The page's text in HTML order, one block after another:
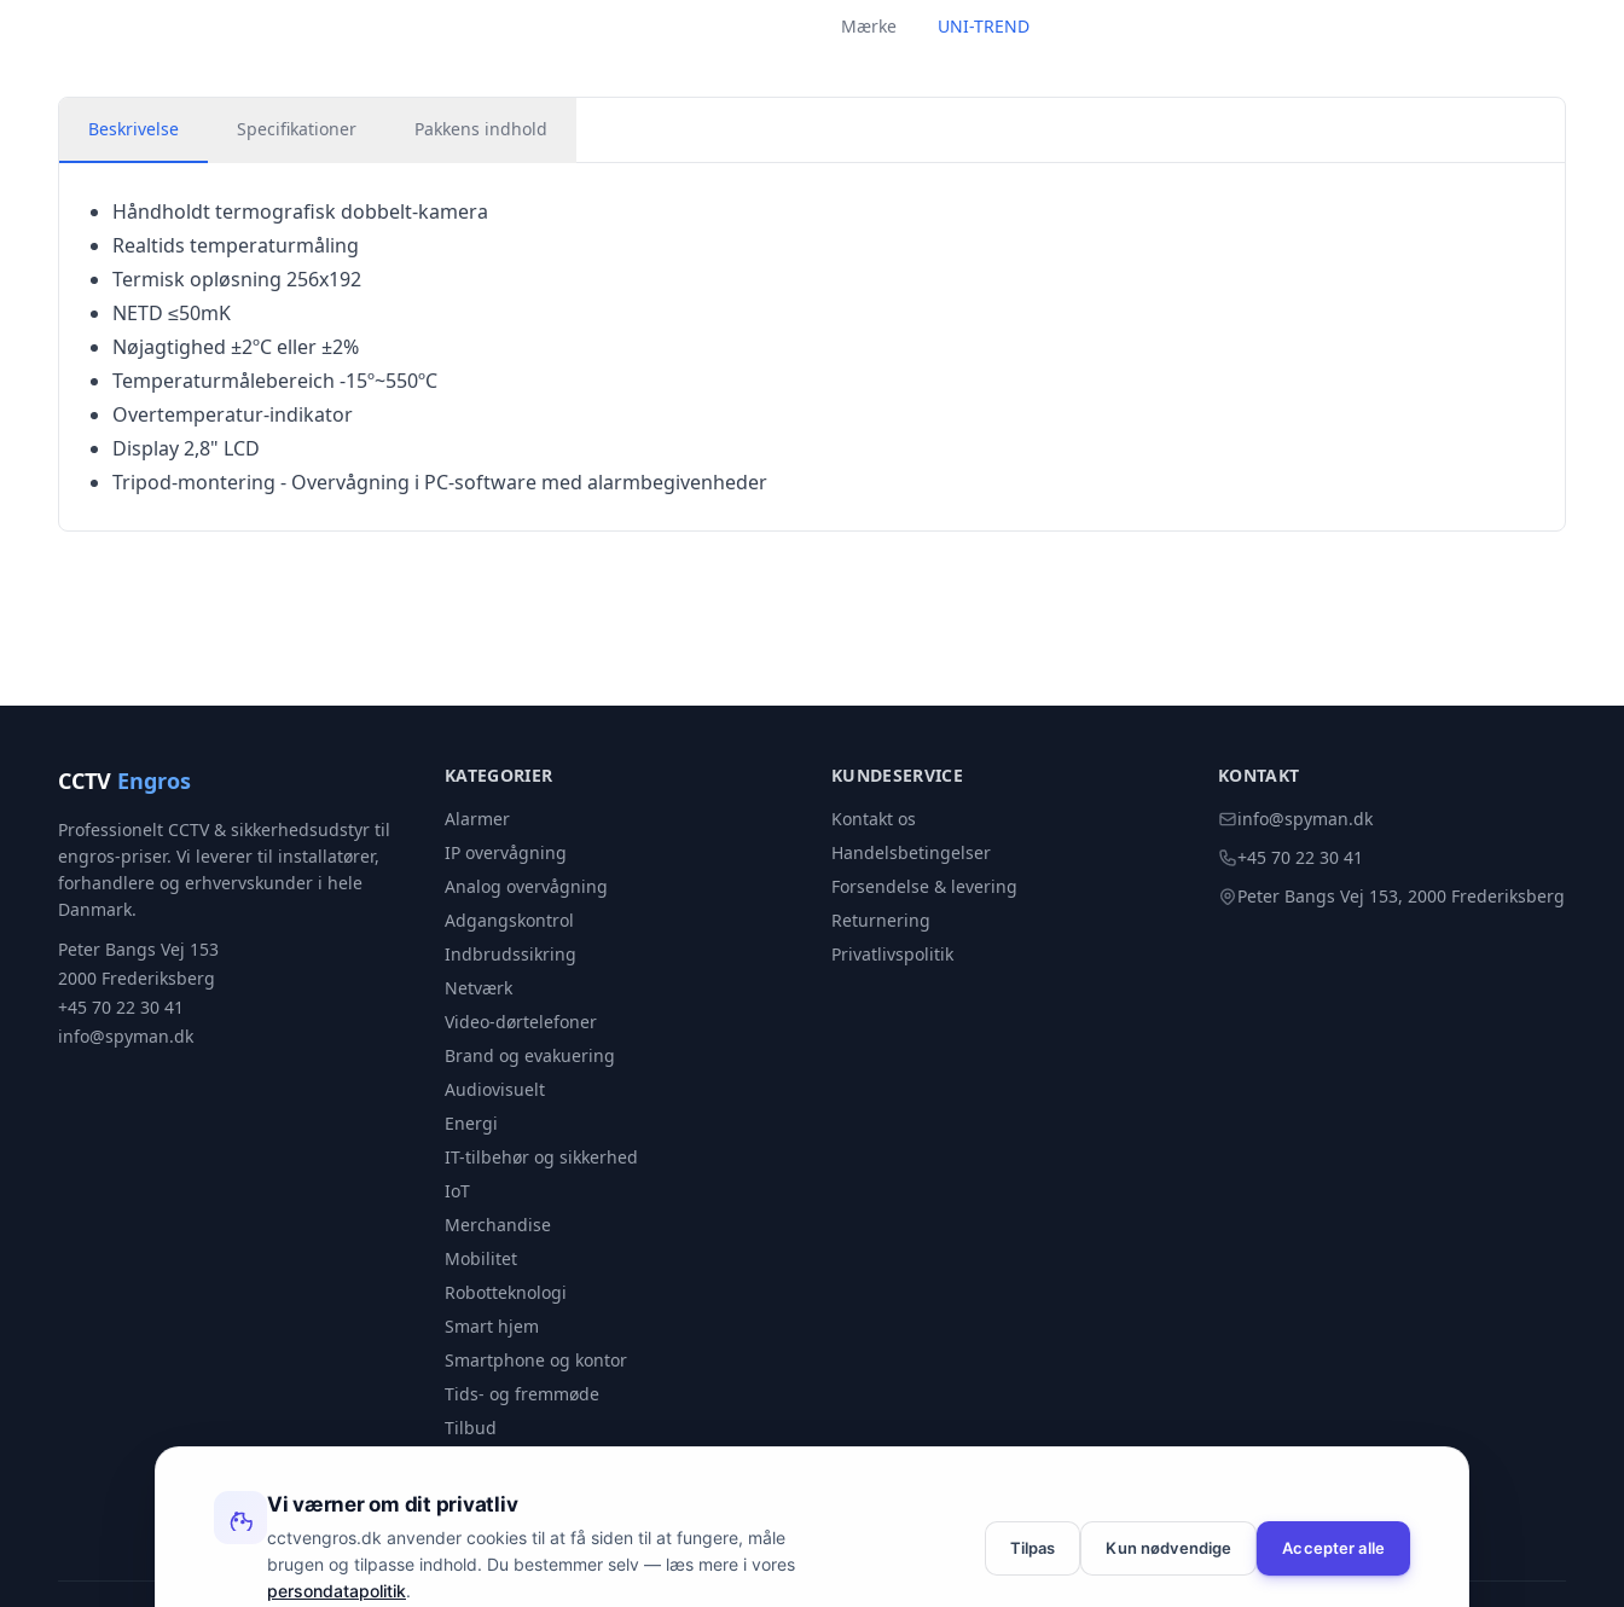
Mærke
UNI-TREND
Beskrivelse Specifikationer Pakkens indhold
Håndholdt termografisk dobbelt-kamera
Realtids temperaturmåling
Termisk opløsning 256x192
NETD ≤50mK
Nøjagtighed ±2ºC eller ±2%
Temperaturmålebereich -15º~550ºC
Overtemperatur-indikator
Display 2,8" LCD
Tripod-montering - Overvågning i PC-software med alarmbegivenheder
CCTV Engros
Professionelt CCTV & sikkerhedsudstyr til
engros-priser. Vi leverer til installatører,
forhandlere og erhvervskunder i hele
Danmark.
Peter Bangs Vej 153
2000 Frederiksberg
+45 70 22 30 41
info@spyman.dk
KATEGORIER
Alarmer
IP overvågning
Analog overvågning
Adgangskontrol
Indbrudssikring
Netværk
Video-dørtelefoner
Brand og evakuering
Audiovisuelt
Energi
IT-tilbehør og sikkerhed
IoT
Merchandise
Mobilitet
Robotteknologi
Smart hjem
Smartphone og kontor
Tids- og fremmøde
Tilbud
Videoanalyse
Outlet
KUNDESERVICE
Kontakt os
Handelsbetingelser
Forsendelse & levering
Returnering
Privatlivspolitik
KONTAKT
info@spyman.dk
+45 70 22 30 41
Peter Bangs Vej 153, 2000 Frederiksberg
Vi værner om dit privatliv
cctvengros.dk anvender cookies til at få siden til at fungere, måle
brugen og tilpasse indhold. Du bestemmer selv — læs mere i vores
persondatapolitik.
Tilpas Kun nødvendige Accepter alle